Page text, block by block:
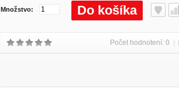
Množstvo: Do košíka
Počet hodnotení: 0